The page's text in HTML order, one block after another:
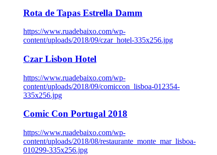
Rota de Tapas Estrella Damm
https://www.ruadebaixo.com/wp-
content/uploads/2018/09/czar_hotel-335x256.jpg
Czar Lisbon Hotel
https://www.ruadebaixo.com/wp-
content/uploads/2018/09/comiccon_lisboa-012354-
335x256.jpg
Comic Con Portugal 2018
https://www.ruadebaixo.com/wp-
content/uploads/2018/08/restaurante_monte_mar_lisboa-
010299-335x256.jpg